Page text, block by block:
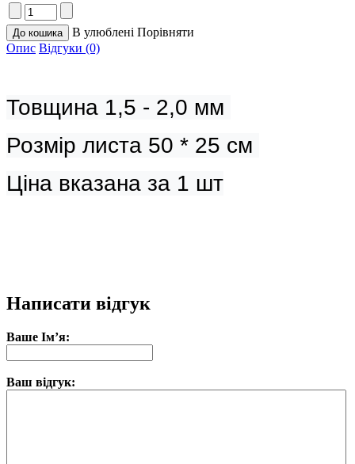
В улюблені Порівняти
Опис Відгуки (0)
Товщина 1,5 - 2,0 мм
Розмір листа 50 * 25 см
Ціна вказана за 1 шт
Написати відгук
Ваше Ім’я:
Ваш відгук: